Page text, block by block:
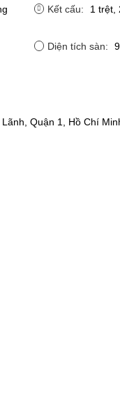
Kết cấu: 1 trệt,
Diện tích sàn:
Quận 1, Hồ Chí